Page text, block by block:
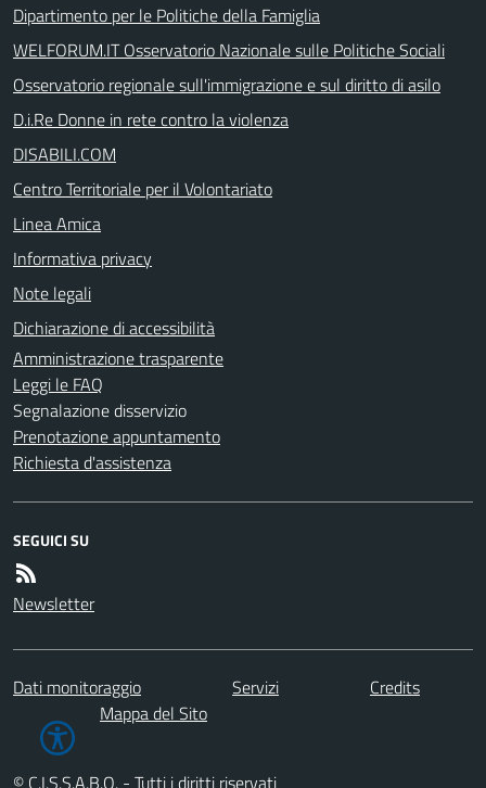
Dipartimento per le Politiche della Famiglia
WELFORUM.IT Osservatorio Nazionale sulle Politiche Sociali
Osservatorio regionale sull'immigrazione e sul diritto di asilo
D.i.Re Donne in rete contro la violenza
DISABILI.COM
Centro Territoriale per il Volontariato
Linea Amica
Informativa privacy
Note legali
Dichiarazione di accessibilità
Amministrazione trasparente
Leggi le FAQ
Segnalazione disservizio
Prenotazione appuntamento
Richiesta d'assistenza
SEGUICI SU
Newsletter
Dati monitoraggio Servizi
Credits
Mappa del Sito
© C.I.S.S.A.B.O. - Tutti i diritti riservati